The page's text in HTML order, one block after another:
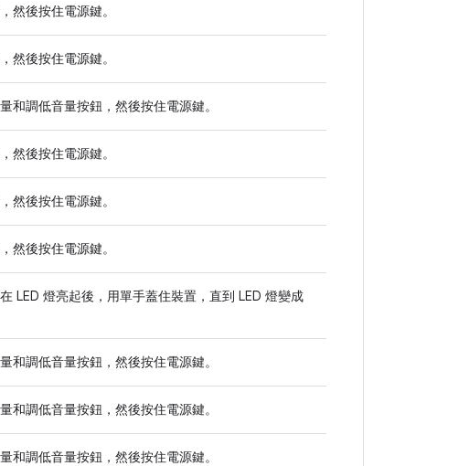
然後按住電源鍵。
然後按住電源鍵。
和調低音量按鈕，然後按住電源鍵。
然後按住電源鍵。
然後按住電源鍵。
然後按住電源鍵。
LED 燈亮起後，用單手蓋住裝置，直到 LED 燈變成
和調低音量按鈕，然後按住電源鍵。
和調低音量按鈕，然後按住電源鍵。
和調低音量按鈕，然後按住電源鍵。